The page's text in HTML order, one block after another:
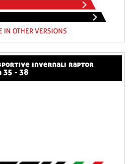
IN OTHER VERSIONS
- 38